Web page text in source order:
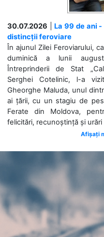
30.07.2026
La 99 de ani
distincții feroviare
În ajunul Zilei Feroviarului,
duminică a lunii
Întreprinderii de Stat
Serghei Cotelinic, l-a
Gheorghe Maluda, unul
ai țării, cu un stagiu de
Ferate din Moldova,
felicitări, recunoștință și
Afișați